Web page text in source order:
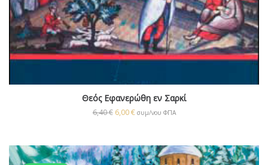
Θεός Εφανερώθη εν Σαρκί
6,40€ 6,00€ συμ/νου ΦΠΑ